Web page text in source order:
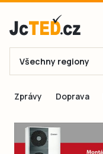
E-mail
Všechny regiony
Zprávy Doprava